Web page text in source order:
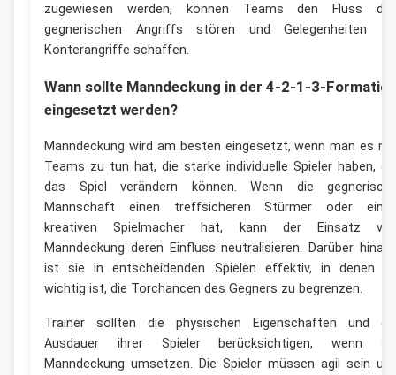
zugewiesen werden, können Teams den Fluss
gegnerischen Angriffs stören und Gelegenheiten
Konterangriffe schaffen.
Wann sollte Manndeckung in der 4-2-1-3-Formation
eingesetzt werden?
Manndeckung wird am besten eingesetzt, wenn man es
Teams zu tun hat, die starke individuelle Spieler haben,
das Spiel verändern können. Wenn die
Mannschaft einen treffsicheren Stürmer oder
kreativen Spielmacher hat, kann der Einsatz
Manndeckung deren Einfluss neutralisieren. Darüber
ist sie in entscheidenden Spielen effektiv, in denen
wichtig ist, die Torchancen des Gegners zu begrenzen.
Trainer sollten die physischen Eigenschaften und
Ausdauer ihrer Spieler berücksichtigen, wenn
Manndeckung umsetzen. Die Spieler müssen agil sein